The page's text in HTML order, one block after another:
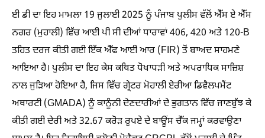
ਈ ਡੀ ਦਾ ਇਹ ਮਾਮਲਾ 19 ਜੁਲਾਈ 2025 ਨੂੰ ਪੰਜਾਬ ਪੁਲੀਸ ਵੱਲੋਂ ਐੱਸ ਏ ਐੱਸ
ਨਗਰ (ਮੁਹਾਲੀ) ਵਿੱਚ ਆਈ ਪੀ ਸੀ ਦੀਆਂ ਧਾਰਾਵਾਂ 406, 420 ਅਤੇ 120-B
ਤਹਿਤ ਦਰਜ ਕੀਤੀ ਗਈ ਇੱਕ ਐੱਫ ਆਈ ਆਰ (FIR) ਤੋਂ ਬਾਅਦ ਸਾਹਮਣੇ
ਆਇਆ ਹੈ। ਪੁਲੀਸ ਦਾ ਇਹ ਕੇਸ ਕਥਿਤ ਧੋਖਾਧੜੀ ਅਤੇ ਅਪਰਾਧਿਕ ਸਾਜ਼ਿਸ਼
ਨਾਲ ਜੁੜਿਆ ਹੋਇਆ ਹੈ, ਜਿਸ ਵਿੱਚ ਗ੍ਰੇਟਰ ਮੋਹਾਲੀ ਏਰੀਆ ਡਿਵੈਲਪਮੈਂਟ
ਅਥਾਰਟੀ (GMADA) ਨੂੰ ਕਾਨੂੰਨੀ ਦੇਣਦਾਰੀਆਂ ਦੇ ਭੁਗਤਾਨ ਵਿੱਚ ਜਾਣਬੁੱਝ ਕੇ
ਕੀਤੀ ਗਈ ਦੇਰੀ ਅਤੇ 32.67 ਕਰੋੜ ਰੁਪਏ ਦੇ ਬਾਊਂਸ ਚੈੱਕ ਜਮ੍ਹਾਂ ਕਰਵਾਉਣਾ